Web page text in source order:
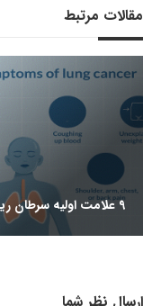
مقالات مرتبط
9 علامت اولیه سرطان ریه